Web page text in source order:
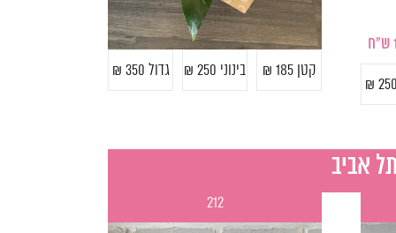
קטן 185 ₪ בינוני 250 ₪ גדול 350 ₪
212